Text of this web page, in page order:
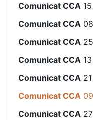
Comunicat CCA
Comunicat CCA
Comunicat CCA
Comunicat CCA
Comunicat CCA
Comunicat CCA
Comunicat CCA